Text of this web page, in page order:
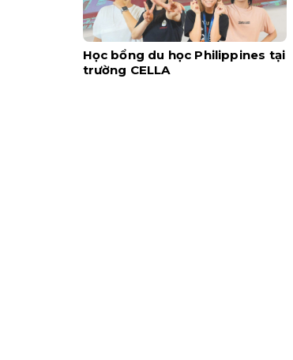
Học bổng du học Philippines tại
trường CELLA